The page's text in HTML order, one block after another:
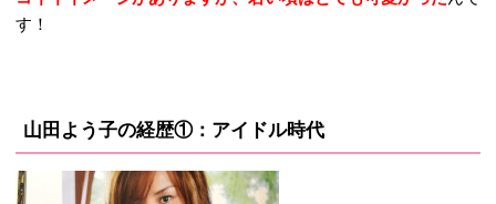
す！
山田よう子の経歴①：アイドル時代